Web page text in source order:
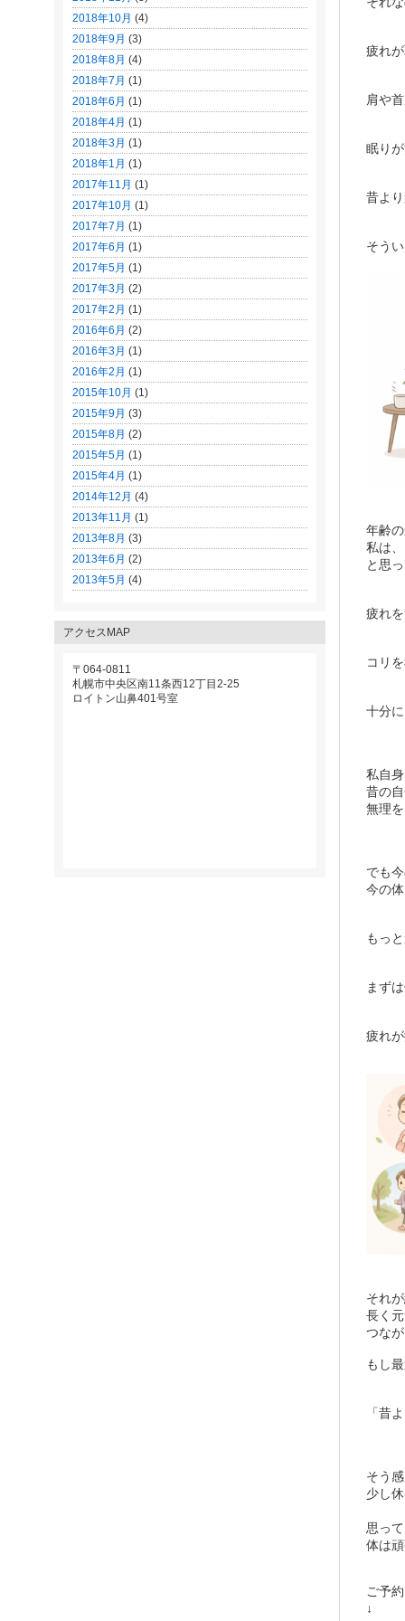
疲れ
肩や
眠り
昔よ
そう
年齢
私は、
と思
疲れ
コリ
十分
私自
昔の
無理
でも
今の
もっ
まず
疲れ
それ
長く
つな
もし
「昔
そう
少し
思っ
体は
ご予
↓
2018年10月 (4)
2018年9月 (3)
2018年8月 (4)
2018年7月 (1)
2018年6月 (1)
2018年4月 (1)
2018年3月 (1)
2018年1月 (1)
2017年11月 (1)
2017年10月 (1)
2017年7月 (1)
2017年6月 (1)
2017年5月 (1)
2017年3月 (2)
2017年2月 (1)
2016年6月 (2)
2016年3月 (1)
2016年2月 (1)
2015年10月 (1)
2015年9月 (3)
2015年8月 (2)
2015年5月 (1)
2015年4月 (1)
2014年12月 (4)
2013年11月 (1)
2013年8月 (3)
2013年6月 (2)
2013年5月 (4)
アクセスMAP
〒064-0811
札幌市中央区南11条西12丁目2-25
ロイトン山鼻401号室